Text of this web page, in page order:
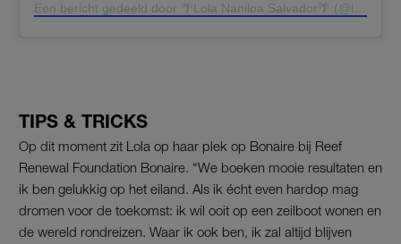
Een bericht gedeeld door 🌴Lola Naniloa Salvador🌴 (@lolasalvadorx)
TIPS & TRICKS
Op dit moment zit Lola op haar plek op Bonaire bij Reef
Renewal Foundation Bonaire. “We boeken mooie resultaten en
ik ben gelukkig op het eiland. Als ik écht even hardop mag
dromen voor de toekomst: ik wil ooit op een zeilboot wonen en
de wereld rondreizen. Waar ik ook ben, ik zal altijd blijven